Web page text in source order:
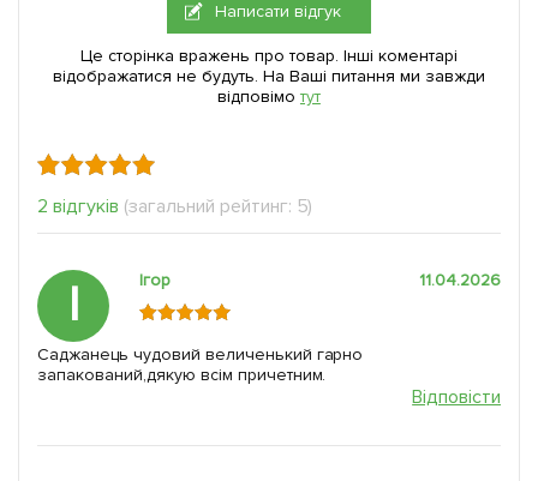
Написати відгук
Це сторінка вражень про товар. Інші коментарі
відображатися не будуть. На Ваші питання ми завжди
відповімо тут
2 відгуків (загальний рейтинг: 5)
І Ігор 11.04.2026
Саджанець чудовий величенький гарно
запакований,дякую всім причетним.
Відповісти